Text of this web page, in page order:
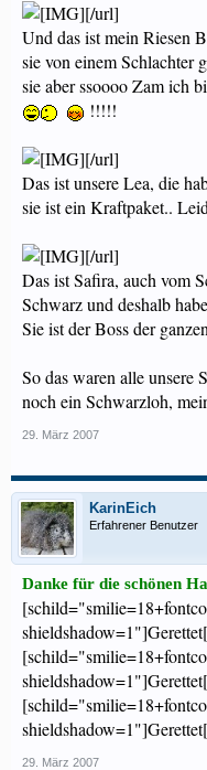
[/url]
Und das ist mein Riesen
sie von einem Schlachter
sie aber ssoooo Zam ich
!!!!!
[/url]
Das ist unsere Lea, die
sie ist ein Kraftpaket..
[/url]
Das ist Safira, auch vom
Schwarz und deshalb
Sie ist der Boss der
So das waren alle unsere
noch ein Schwarzloh,
29. März 2007
KarinEich
Erfahrener Benutzer
Danke für die schönen
29. März 2007